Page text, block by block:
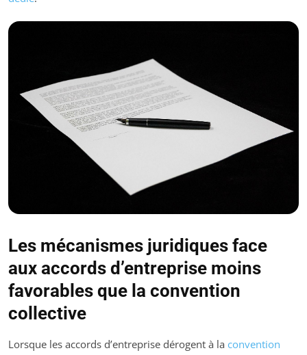
Les mécanismes juridiques face
aux accords d’entreprise moins
favorables que la convention
collective
Lorsque les accords d’entreprise dérogent à la convention